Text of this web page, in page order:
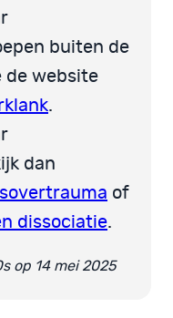
buiten de
de website
.
dan
of
dissociatie.
op 14 mei 2025